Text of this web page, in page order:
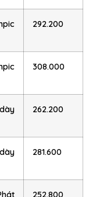
292.200
308.000
262.200
281.600
252.800